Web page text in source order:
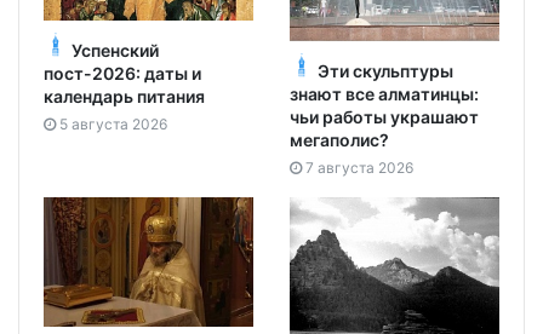
Успенский
пост-2026: даты и
календарь питания
5 августа 2026
Эти скульптуры
знают все алматинцы:
чьи работы украшают
мегаполис?
7 августа 2026